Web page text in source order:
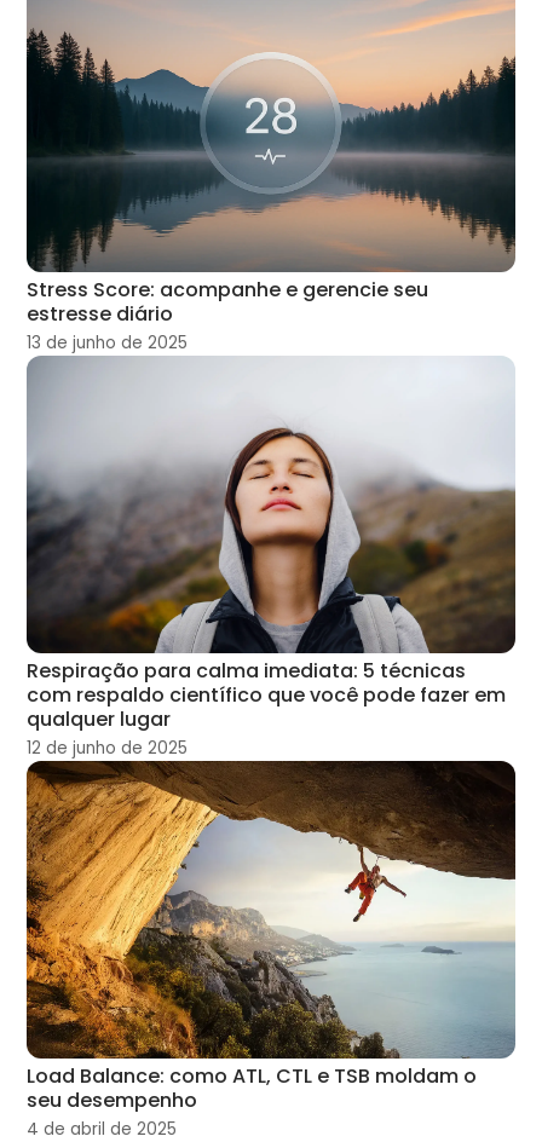
Stress Score: acompanhe e gerencie seu
estresse diário
13 de junho de 2025
Respiração para calma imediata: 5 técnicas
com respaldo científico que você pode fazer em
qualquer lugar
12 de junho de 2025
Load Balance: como ATL, CTL e TSB moldam o
seu desempenho
4 de abril de 2025